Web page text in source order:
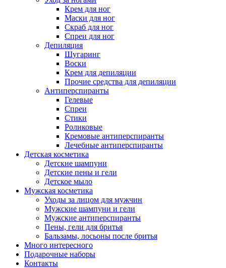
Крем для ног
Маски для ног
Скраб для ног
Спреи для ног
Депиляция
Шугаринг
Воски
Крем для депиляции
Прочие средства для депиляции
Антиперспиранты
Гелевые
Спреи
Стики
Роликовые
Кремовые антиперспиранты
Лечебные антиперспиранты
Детская косметика
Детские шампуни
Детские пены и гели
Детское мыло
Мужская косметика
Уходы за лицом для мужчин
Мужские шампуни и гели
Мужские антиперспиранты
Пены, гели для бритья
Бальзамы, лосьоны после бритья
Много интересного
Подарочные наборы
Контакты